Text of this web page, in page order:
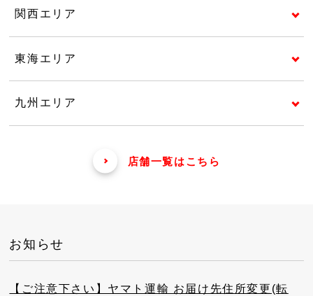
関西エリア
東海エリア
九州エリア
店舗一覧はこちら
お知らせ
【ご注意下さい】ヤマト運輸 お届け先住所変更(転